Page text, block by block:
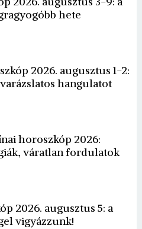
hete
2026. augusztus 1-2:
hangulatot
horoszkóp 2026:
váratlan fordulatok
2026. augusztus 5: a
vigyázzunk!